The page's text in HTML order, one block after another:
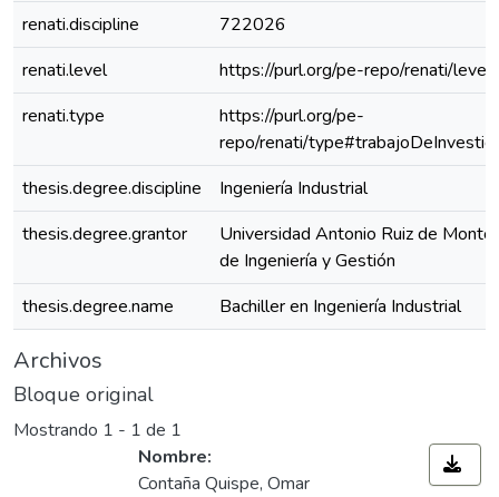
renati.discipline
722026
renati.level
https://purl.org/pe-repo/renati/
renati.type
https://purl.org/pe-
repo/renati/
thesis.degree.discipline
Ingeniería Industrial
thesis.degree.grantor
Universidad Antonio Ruiz de
de Ingeniería y Gestión
thesis.degree.name
Bachiller en Ingeniería Industrial
Archivos
Bloque original
Mostrando 1 - 1 de 1
Nombre:
Contaña Quispe, Omar